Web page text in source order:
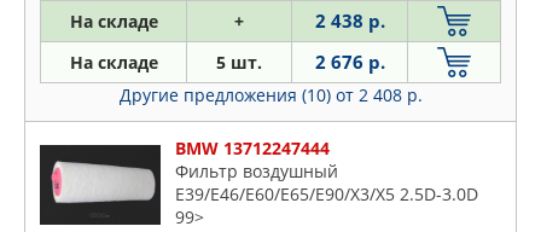
На складе + 2 438 р.
На складе 5 шт. 2 676 р.
Другие предложения (10) от 2 408 р.
BMW 13712247444
Фильтр воздушный
E39/E46/E60/E65/E90/X3/X5 2.5D-3.0D
99>